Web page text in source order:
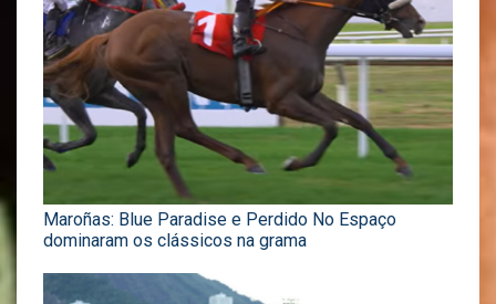
Maroñas: Blue Paradise e Perdido No Espaço
dominaram os clássicos na grama